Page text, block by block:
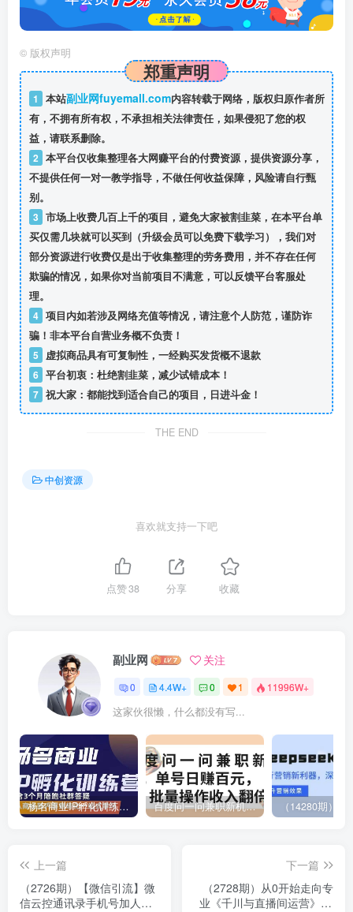
© 版权声明
郑重声明
1 本站副业网fuyemall.com内容转载于网络，版权归原作者所
有，不拥有所有权，不承担相关法律责任，如果侵犯了您的权
益，请联系删除。
2 本平台仅收集整理各大网赚平台的付费资源，提供资源分享，
不提供任何一对一教学指导，不做任何收益保障，风险请自行甄
别。
3 市场上收费几百上千的项目，避免大家被割韭菜，在本平台单
买仅需几块就可以买到（升级会员可以免费下载学习），我们对
部分资源进行收费仅是出于收集整理的劳务费用，并不存在任何
欺骗的情况，如果你对当前项目不满意，可以反馈平台客服处
理。
4 项目内如若涉及网络充值等情况，请注意个人防范，谨防诈
骗！非本平台自营业务概不负责！
5
虚拟商品具有可复制性，一经购买发货概不退款
6 平台初衷：杜绝割韭菜，减少试错成本！
7 祝大家：都能找到适合自己的项目，日进斗金！
THE END
中创资源
喜欢就支持一下吧
点赞38 分享 收藏
副业网 关注
0 4.4W+ 0 1 11996W+
这家伙很懒，什么都没有写...
杨名商业IP孵化训练营，从商业到内容到转化一站式学 价值5980元 百度问一问兼职新机遇，单号日赚百元，批量操作收入翻倍
上一篇
（2726期）【微信引流】微
信云控通讯录手机号加人脚
下一篇
（2728期）从0开始走向专
业《千川与直播间运营》93